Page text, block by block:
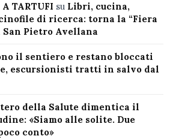
TARTUFI su Libri, cucina,
di ricerca: torna la “Fiera
Pietro Avellana
il sentiero e restano bloccati
escursionisti tratti in salvo dal
della Salute dimentica il
«Siamo alle solite. Due
conto»